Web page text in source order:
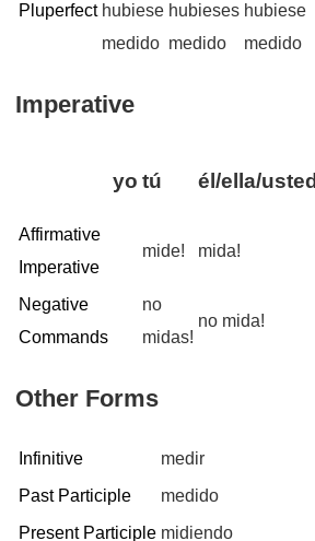
Pluperfect hubiese
medido
hubieses
medido
hubiese
medido
Imperative
yo tú él/ella/usted
Affirmative
Imperative
mide! mida!
Negative
Commands
no
midas!
no mida!
Other Forms
Infinitive
medir
Past Participle
medido
Present Participle midiendo